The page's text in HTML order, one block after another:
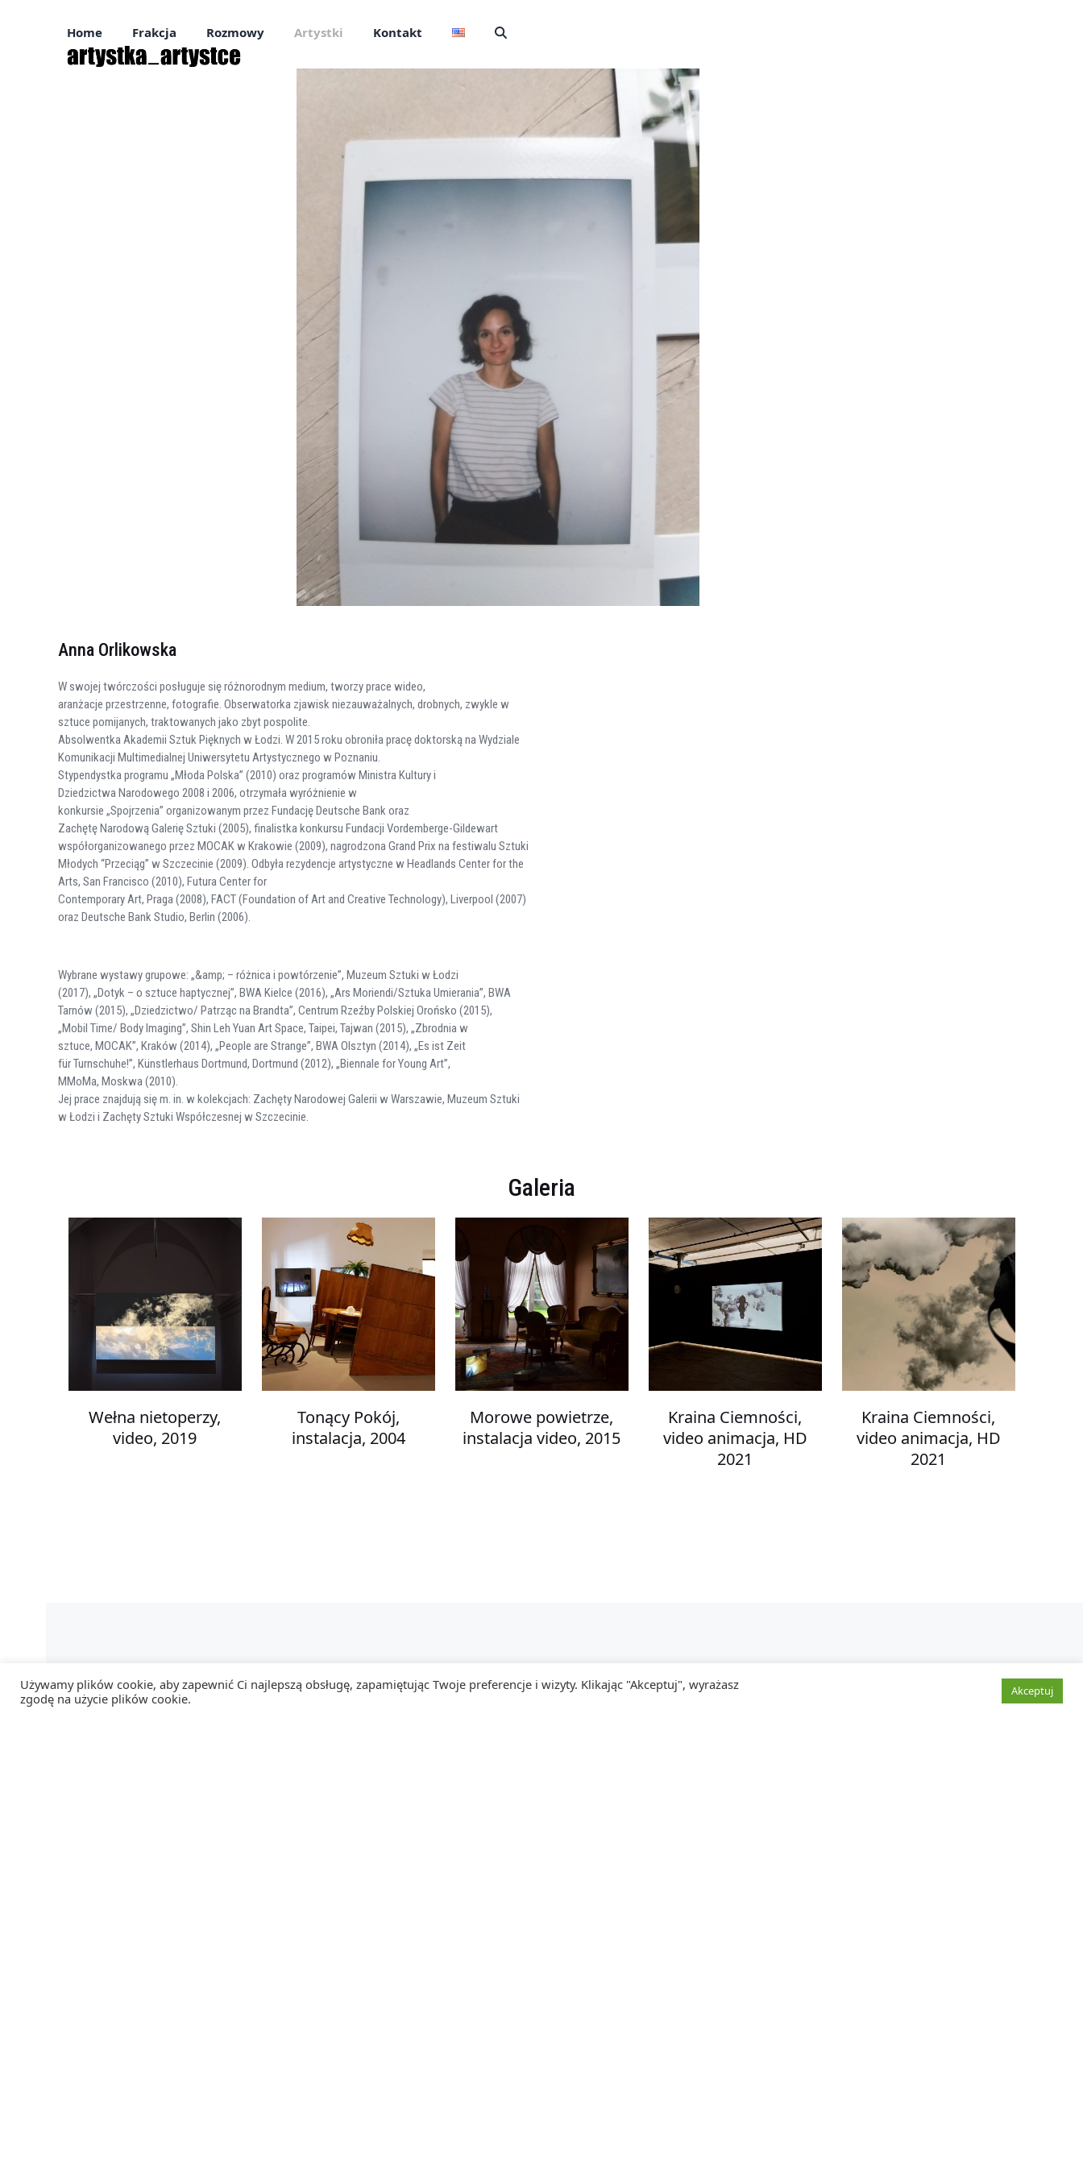
Home Frakcja Rozmowy Artystki Kontakt
Anna Orlikowska
W swojej twórczości posługuje się różnorodnym medium, tworzy prace wideo,
aranżacje przestrzenne, fotografie. Obserwatorka zjawisk niezauważalnych, drobnych, zwykle w
sztuce pomijanych, traktowanych jako zbyt pospolite.
Absolwentka Akademii Sztuk Pięknych w Łodzi. W 2015 roku obroniła pracę doktorską na Wydziale
Komunikacji Multimedialnej Uniwersytetu Artystycznego w Poznaniu.
Stypendystka programu „Młoda Polska” (2010) oraz programów Ministra Kultury i
Dziedzictwa Narodowego 2008 i 2006, otrzymała wyróżnienie w
konkursie „Spojrzenia” organizowanym przez Fundację Deutsche Bank oraz
Zachętę Narodową Galerię Sztuki (2005), finalistka konkursu Fundacji Vordemberge-Gildewart
współorganizowanego przez MOCAK w Krakowie (2009), nagrodzona Grand Prix na festiwalu Sztuki
Młodych “Przeciąg” w Szczecinie (2009). Odbyła rezydencje artystyczne w Headlands Center for the
Arts, San Francisco (2010), Futura Center for
Contemporary Art, Praga (2008), FACT (Foundation of Art and Creative Technology), Liverpool (2007)
oraz Deutsche Bank Studio, Berlin (2006).
Wybrane wystawy grupowe: „&amp; – różnica i powtórzenie”, Muzeum Sztuki w Łodzi
(2017), „Dotyk – o sztuce haptycznej”, BWA Kielce (2016), „Ars Moriendi/Sztuka Umierania”, BWA
Tarnów (2015), „Dziedzictwo/ Patrząc na Brandta”, Centrum Rzeźby Polskiej Orońsko (2015),
„Mobil Time/ Body Imaging”, Shin Leh Yuan Art Space, Taipei, Tajwan (2015), „Zbrodnia w
sztuce, MOCAK”, Kraków (2014), „People are Strange”, BWA Olsztyn (2014), „Es ist Zeit
für Turnschuhe!”, Künstlerhaus Dortmund, Dortmund (2012), „Biennale for Young Art”,
MMoMa, Moskwa (2010).
Jej prace znajdują się m. in. w kolekcjach: Zachęty Narodowej Galerii w Warszawie, Muzeum Sztuki
w Łodzi i Zachęty Sztuki Współczesnej w Szczecinie.
Galeria
Wełna nietoperzy,
video, 2019
Tonący Pokój,
instalacja, 2004
Morowe powietrze,
instalacja video, 2015
Kraina Ciemności,
video animacja, HD
2021
Kraina Ciemności,
video animacja, HD
2021
artystka_artystce
Używamy plików cookie, aby zapewnić Ci najlepszą obsługę, zapamiętując Twoje preferencje i wizyty. Klikając "Akceptuj", wyrażasz
zgodę na użycie plików cookie.
Akceptuj